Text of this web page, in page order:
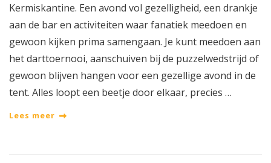
Kermiskantine. Een avond vol gezelligheid, een drankje
aan de bar en activiteiten waar fanatiek meedoen en
gewoon kijken prima samengaan. Je kunt meedoen aan
het darttoernooi, aanschuiven bij de puzzelwedstrijd of
gewoon blijven hangen voor een gezellige avond in de
tent. Alles loopt een beetje door elkaar, precies …
Lees meer